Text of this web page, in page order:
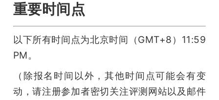
重要时间点
以下所有时间点为北京时间（GMT+8）11:59
PM。
（除报名时间以外，其他时间点可能会有变
动，请注册参加者密切关注评测网站以及邮件